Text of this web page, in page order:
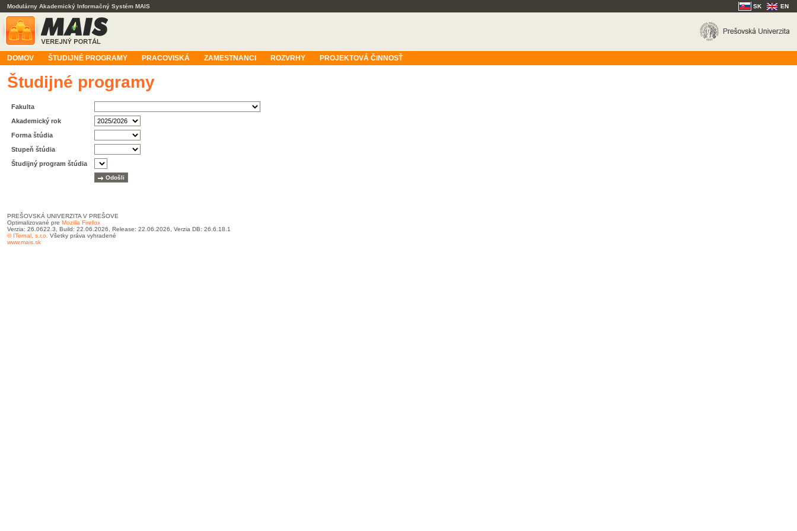
Modulárny Akademický Informačný Systém MAIS SK EN
DOMOV ŠTUDIJNÉ PROGRAMY PRACOVISKÁ ZAMESTNANCI ROZVRHY PROJEKTOVÁ ČINNOSŤ
Študijné programy
Fakulta
Akademický rok
Forma štúdia
Stupeň štúdia
Študijný program štúdia
PREŠOVSKÁ UNIVERZITA V PREŠOVE
Optimalizované pre Mozilla Firefox
Verzia: 26.0622.3, Build: 22.06.2026, Release: 22.06.2026, Verzia DB: 26.6.18.1
© ITernal, s.r.o. Všetky práva vyhradené
www.mais.sk